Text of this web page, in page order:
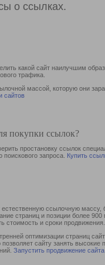
о ссылках.
какой сайт наилучшим
трафика.
массой, которую они
сайтов
покупки ссылок?
простановку ссылок
запроса. Купить
ссылочную
страниц и позиции более
стоимость и сроки продвижения.
оптимизации страниц
сайту занять
Запустить продвижение сайта